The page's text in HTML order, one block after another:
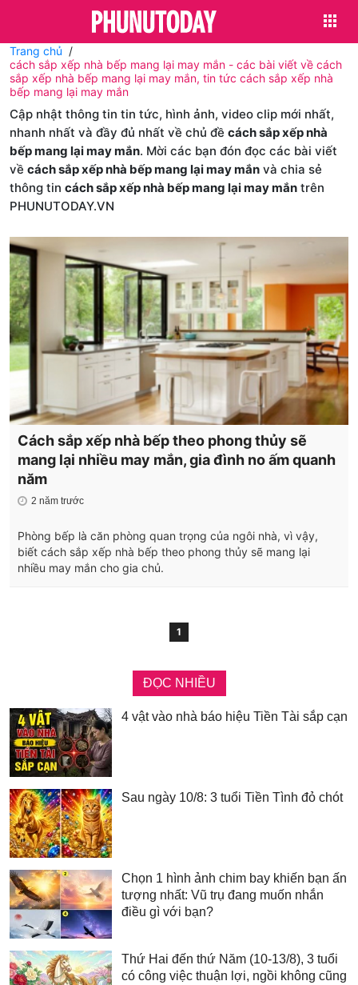
Trang chủ
cách sắp xếp nhà bếp mang lại may mắn - các bài viết về cách
sắp xếp nhà bếp mang lại may mắn, tin tức cách sắp xếp nhà
bếp mang lại may mắn
Cập nhật thông tin tin tức, hình ảnh, video clip mới nhất,
nhanh nhất và đầy đủ nhất về chủ đề cách sắp xếp nhà
bếp mang lại may mắn. Mời các bạn đón đọc các bài viết
về cách sắp xếp nhà bếp mang lại may mắn và chia sẻ
thông tin cách sắp xếp nhà bếp mang lại may mắn trên
PHUNUTODAY.VN
Cách sắp xếp nhà bếp theo phong thủy sẽ
mang lại nhiều may mắn, gia đình no ấm quanh
năm
2 năm trước
Phòng bếp là căn phòng quan trọng của ngôi nhà, vì vậy,
biết cách sắp xếp nhà bếp theo phong thủy sẽ mang lại
nhiều may mắn cho gia chủ.
1
ĐỌC NHIỀU
4 vật vào nhà báo hiệu Tiền Tài sắp cạn
Sau ngày 10/8: 3 tuổi Tiền Tình đỏ chót
Chọn 1 hình ảnh chim bay khiến bạn ấn
tượng nhất: Vũ trụ đang muốn nhắn
điều gì với bạn?
Thứ Hai đến thứ Năm (10-13/8), 3 tuổi
có công việc thuận lợi, ngồi không cũng